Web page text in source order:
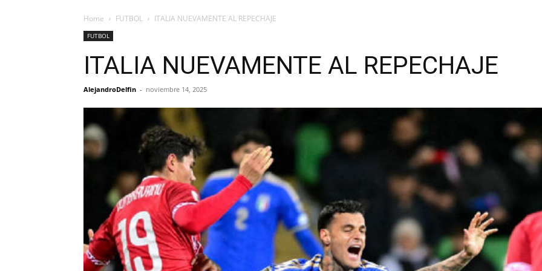
Home FUTBOL ITALIA NUEVAMENTE AL REPECHAJE
FUTBOL
ITALIA NUEVAMENTE AL REPECHAJE
AlejandroDelfin - noviembre 14, 2025